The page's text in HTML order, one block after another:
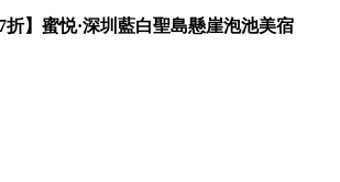
折】蜜悦·深圳藍白聖島懸崖泡池美宿